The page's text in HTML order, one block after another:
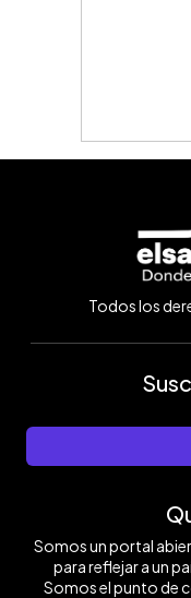
Todos los
Somos un portal
para reflejar a un
Somos el punto de